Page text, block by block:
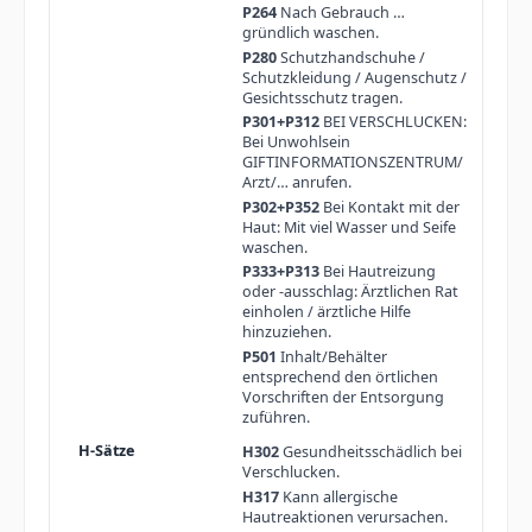
P264Nach Gebrauch …
gründlich waschen.
P280Schutzhandschuhe /
Schutzkleidung / Augenschutz /
Gesichtsschutz tragen.
P301+P312BEI VERSCHLUCKEN:
Bei Unwohlsein
GIFTINFORMATIONSZENTRUM/
Arzt/… anrufen.
P302+P352Bei Kontakt mit der
Haut: Mit viel Wasser und Seife
waschen.
P333+P313Bei Hautreizung
oder -ausschlag: Ärztlichen Rat
einholen / ärztliche Hilfe
hinzuziehen.
P501 Inhalt/Behälter
entsprechend den örtlichen
Vorschriften der Entsorgung
zuführen.
H302Gesundheitsschädlich bei
Verschlucken.
H317Kann allergische
Hautreaktionen verursachen.